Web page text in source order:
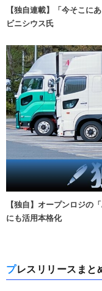
【独自連載】「今そこに
ビニシウス氏
【独自】オープンロジの
にも活用本格化
プレスリリースま